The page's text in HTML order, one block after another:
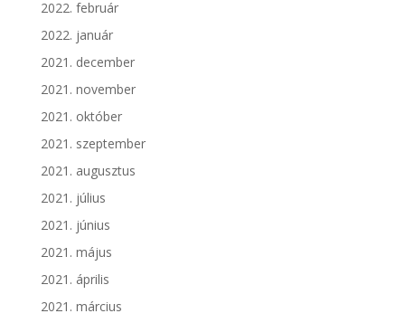
2022. február
2022. január
2021. december
2021. november
2021. október
2021. szeptember
2021. augusztus
2021. július
2021. június
2021. május
2021. április
2021. március